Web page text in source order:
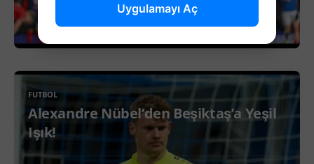
FUTBOL
Alexandre Nübel’den Beşiktaş’a Yeşil
Işık!
Uygulamayı Aç